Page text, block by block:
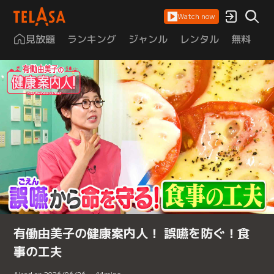
Watch now
見放題 ランキング ジャンル レンタル 無料
有働由美子の健康案内人！ 誤嚥を防ぐ！食
事の工夫